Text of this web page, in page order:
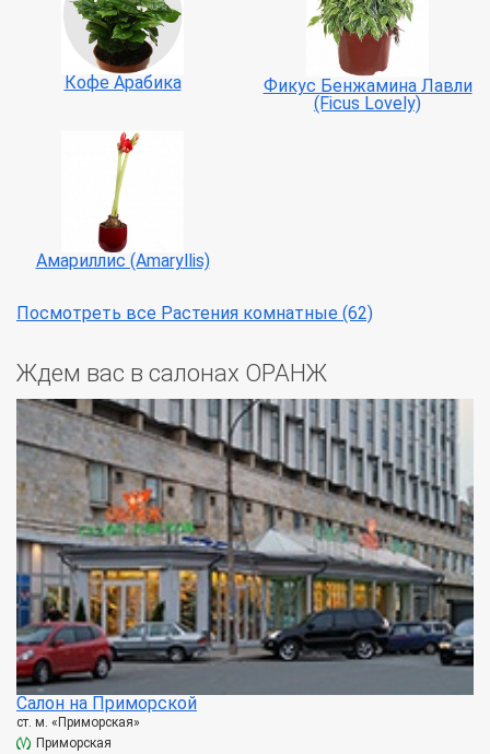
Кофе Арабика
Фикус Бенжамина Лавли
(Ficus Lovely)
Амариллис (Amaryllis)
Посмотреть все Растения комнатные (62)
Ждем вас в салонах ОРАНЖ
Салон на Приморской
ст. м. «Приморская»
Приморская